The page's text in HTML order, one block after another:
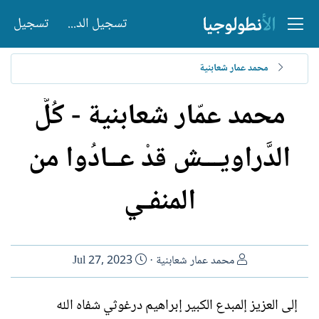
تسجيل الدخول تسجيل
محمد عمار شعابنية
محمد عمّار شعابنية - كُلُّ
الدَّراويـــش قدْ عــادُوا من
المنفـي
ا
ل
ا
محمد عمار شعابنية
ت
ا
ي
Jul 27, 2023
إلى العزيز إلمبدع الكبير إبراهيم درغوثي شفاه الله